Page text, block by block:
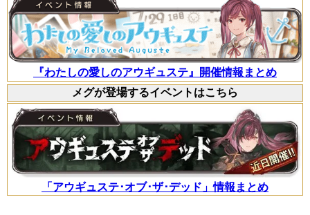
『わたしの愛しのアウギュステ』開催情報まとめ
メグが登場するイベントはこちら
「アウギュステ･オブ･ザ･デッド」情報まとめ